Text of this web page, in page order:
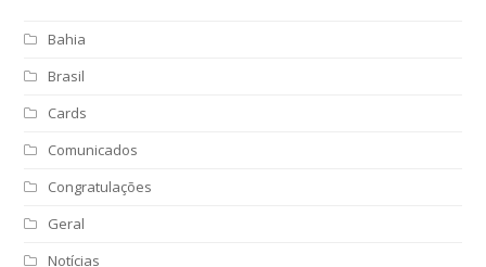
Bahia
Brasil
Cards
Comunicados
Congratulações
Geral
Notícias